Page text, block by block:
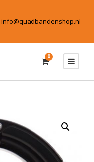
info@quadbandenshop.nl
0